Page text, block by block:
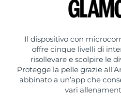
Il dispositivo con
offre cinque livelli di
risollevare e scolpire le
Protegge la pelle grazie
abbinato a un’app che
vari